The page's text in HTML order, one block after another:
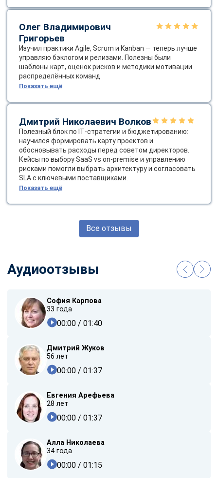
Олег Владимирович
Григорьев
Изучил практики Agile, Scrum и Kanban — теперь лучше
управляю бэклогом и релизами. Полезны были
шаблоны карт, оценок рисков и методики мотивации
распределённых команд
Показать ещё
Дмитрий Николаевич Волков
Полезный блок по IT‑стратегии и бюджетированию:
научился формировать карту проектов и
обосновывать расходы перед советом директоров.
Кейсы по выбору SaaS vs on‑premise и управлению
рисками помогли выбрать архитектуру и согласовать
SLA с ключевыми поставщиками.
Показать ещё
Все отзывы
Аудиоотзывы
София Карпова
33 года
00:00 / 01:40
Дмитрий Жуков
56 лет
00:00 / 01:37
Евгения Арефьева
28 лет
00:00 / 01:37
Алла Николаева
34 года
00:00 / 01:15